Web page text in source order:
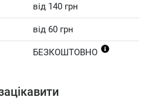
від 140 грн
від 60 грн
БЕЗКОШТОВНО